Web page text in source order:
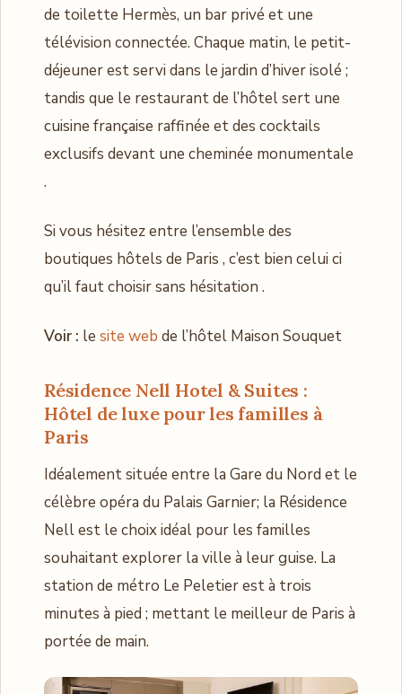
de toilette Hermès, un bar privé et une
télévision connectée. Chaque matin, le petit-
déjeuner est servi dans le jardin d’hiver isolé ;
tandis que le restaurant de l’hôtel sert une
cuisine française raffinée et des cocktails
exclusifs devant une cheminée monumentale
.
Si vous hésitez entre l’ensemble des
boutiques hôtels de Paris , c’est bien celui ci
qu’il faut choisir sans hésitation .
Voir : le site web de l’hôtel Maison Souquet
Résidence Nell Hotel & Suites :
Hôtel de luxe pour les familles à
Paris
Idéalement située entre la Gare du Nord et le
célèbre opéra du Palais Garnier; la Résidence
Nell est le choix idéal pour les familles
souhaitant explorer la ville à leur guise. La
station de métro Le Peletier est à trois
minutes à pied ; mettant le meilleur de Paris à
portée de main.